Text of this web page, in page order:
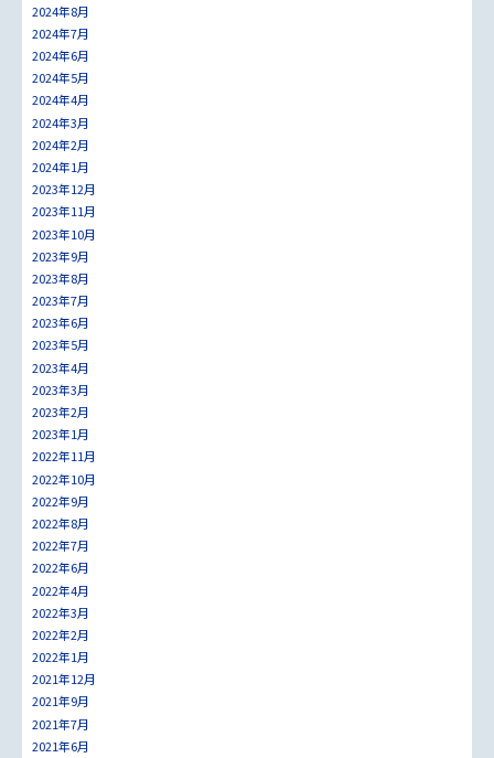
2024年8月
2024年7月
2024年6月
2024年5月
2024年4月
2024年3月
2024年2月
2024年1月
2023年12月
2023年11月
2023年10月
2023年9月
2023年8月
2023年7月
2023年6月
2023年5月
2023年4月
2023年3月
2023年2月
2023年1月
2022年11月
2022年10月
2022年9月
2022年8月
2022年7月
2022年6月
2022年4月
2022年3月
2022年2月
2022年1月
2021年12月
2021年9月
2021年7月
2021年6月